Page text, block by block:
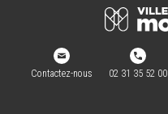
Contactez-nous 02 31 35 52 00